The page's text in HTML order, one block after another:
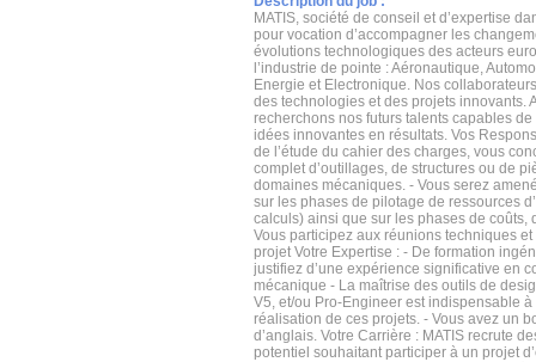
MATIS, société de conseil et d’expertise
pour vocation d’accompagner les
évolutions technologiques des acteurs
l’industrie de pointe : Aéronautique,
Energie et Electronique. Nos
des technologies et des projets innovants.
recherchons nos futurs talents capables
idées innovantes en résultats. Vos
de l’étude du cahier des charges, vous
complet d’outillages, de structures ou de
domaines mécaniques. - Vous serez
sur les phases de pilotage de ressources
calculs) ainsi que sur les phases de coûts,
Vous participez aux réunions techniques et
projet Votre Expertise : - De formation
justifiez d’une expérience significative en
mécanique - La maîtrise des outils de
V5, et/ou Pro-Engineer est indispensable
réalisation de ces projets. - Vous avez un
d’anglais. Votre Carrière : MATIS recrute
potentiel souhaitant participer à un projet